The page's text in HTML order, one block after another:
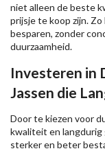
niet alleen de beste
prijsje te koop zijn.
besparen, zonder
duurzaamheid.
Investeren in
Jassen die
Door te kiezen voor
kwaliteit en langdurig
sterker en beter